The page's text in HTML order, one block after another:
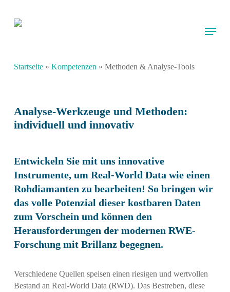
main
Menu
Startseite» Kompetenzen » Methoden & Analyse-Tools
Analyse-Werkzeuge und Methoden:
individuell und innovativ
Entwickeln Sie mit uns innovative
Instrumente, um Real-World Data wie einen
Rohdiamanten zu bearbeiten! So bringen wir
das volle Potenzial dieser kostbaren Daten
zum Vorschein und können den
Herausforderungen der modernen RWE-
Forschung mit Brillanz begegnen.
Verschiedene Quellen speisen einen riesigen und wertvollen
Bestand an Real-World Data (RWD). Das Bestreben, diese